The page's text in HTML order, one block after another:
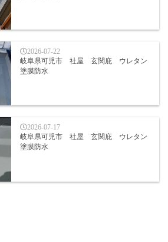
2026-07-22
岐阜県可児市 社屋 玄関庇 ウレタン
塗膜防水
2026-07-17
岐阜県可児市 社屋 玄関庇 ウレタン
塗膜防水